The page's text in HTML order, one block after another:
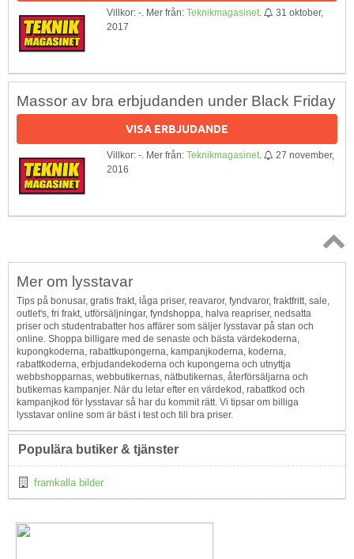
Villkor: -. Mer från: Teknikmagasinet
31 oktober,
2017
Massor av bra erbjudanden under Black Friday
VISA ERBJUDANDE
Villkor: -. Mer från: Teknikmagasinet
27 november,
2016
Topp
Mer om lysstavar
Tips på bonusar, gratis frakt, låga priser, reavaror, fyndvaror, fraktfritt, sale,
outlet's, fri frakt, utförsäljningar, fyndshoppa, halva reapriser, nedsatta
priser och studentrabatter hos affärer som säljer lysstavar på stan och
online. Shoppa billigare med de senaste och bästa värdekoderna,
kupongkoderna, rabattkupongerna, kampanjkoderna, koderna,
rabattkoderna, erbjudandekoderna och kupongerna och utnyttja
webbshopparnas, webbutikernas, nätbutikernas, återförsäljarna och
butikernas kampanjer. När du letar efter en värdekod, rabattkod och
kampanjkod för lysstavar så har du kommit rätt. Vi tipsar om billiga
lysstavar online som är bäst i test och till bra priser.
Populära butiker & tjänster
framkalla bilder